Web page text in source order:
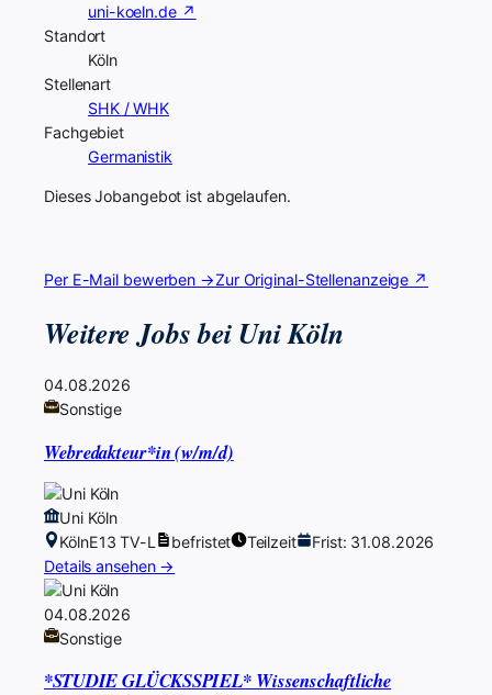
uni-koeln.de ↗
Standort
Köln
Stellenart
SHK / WHK
Fachgebiet
Germanistik
Dieses Jobangebot ist abgelaufen.
Per E-Mail bewerben →Zur Original-Stellenanzeige ↗
Weitere Jobs bei Uni Köln
04.08.2026
Sonstige
Webredakteur*in (w/m/d)
Uni Köln
KölnE13 TV-L befristet Teilzeit
Frist: 31.08.2026
Details ansehen →
04.08.2026
Sonstige
*STUDIE GLÜCKSSPIEL* Wissenschaftliche